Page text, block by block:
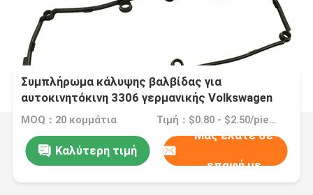
Συμπλήρωμα κάλυψης βαλβίδας για
αυτοκινητόκινη 3306 γερμανικής Volkswagen
Golf 03L103483C
MOQ：20 κομμάτια Τιμή：$0.80 - $2.50/pieces
Καλύτερη τιμή
Μας ελάτε σε
επαφή με